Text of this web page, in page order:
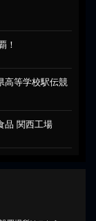
！
高等学校駅伝競
品 関西工場